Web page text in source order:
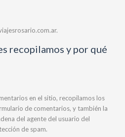
recopilamos y por qué
en el sitio, recopilamos los
de comentarios, y también la
del agente del usuario del
de spam.